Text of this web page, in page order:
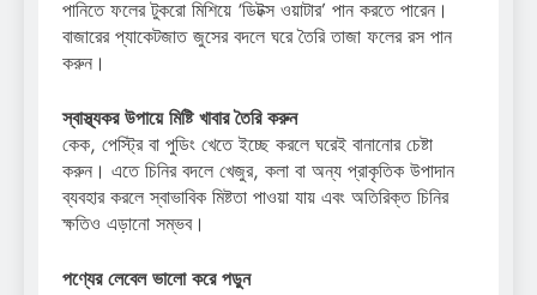
পানিতে ফলের টুকরো মিশিয়ে ‘ডিটক্স ওয়াটার’ পান করতে পারেন।
বাজারের প্যাকেটজাত জুসের বদলে ঘরে তৈরি তাজা ফলের রস পান
করুন।
স্বাস্থ্যকর উপায়ে মিষ্টি খাবার তৈরি করুন
কেক, পেস্ট্রি বা পুডিং খেতে ইচ্ছে করলে ঘরেই বানানোর চেষ্টা
করুন। এতে চিনির বদলে খেজুর, কলা বা অন্য প্রাকৃতিক উপাদান
ব্যবহার করলে স্বাভাবিক মিষ্টতা পাওয়া যায় এবং অতিরিক্ত চিনির
ক্ষতিও এড়ানো সম্ভব।
পণ্যের লেবেল ভালো করে পড়ুন